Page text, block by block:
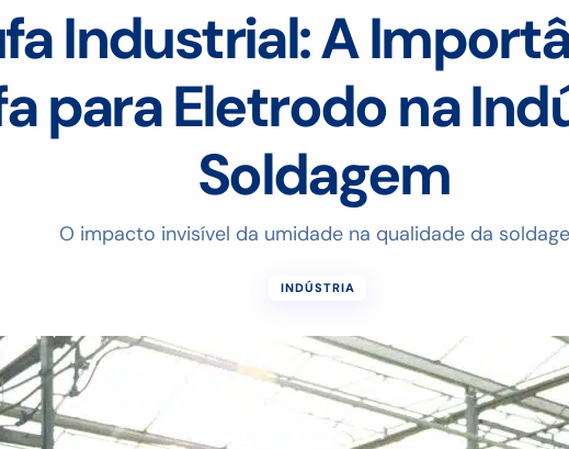
Industrial: A
para Eletrodo na
Soldagem
O impacto invisível da umidade na qualidade da
INDÚSTRIA